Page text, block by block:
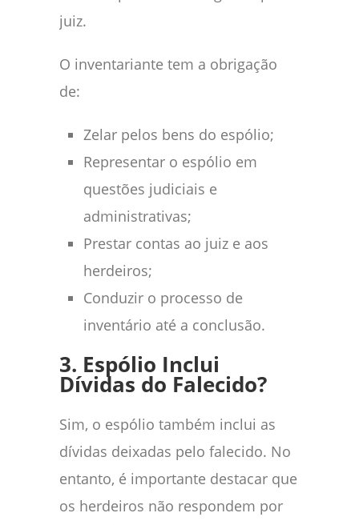
juiz.
O inventariante tem a obrigação
de:
Zelar pelos bens do espólio;
Representar o espólio em
questões judiciais e
administrativas;
Prestar contas ao juiz e aos
herdeiros;
Conduzir o processo de
inventário até a conclusão.
3. Espólio Inclui
Dívidas do Falecido?
Sim, o espólio também inclui as
dívidas deixadas pelo falecido. No
entanto, é importante destacar que
os herdeiros não respondem por